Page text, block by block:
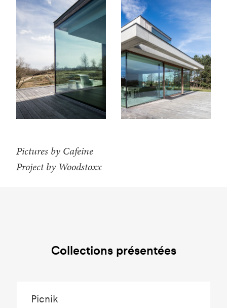
Pictures by Cafeine
Project by Woodstoxx
Collections présentées
Picnik